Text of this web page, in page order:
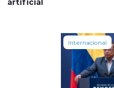
Internacional